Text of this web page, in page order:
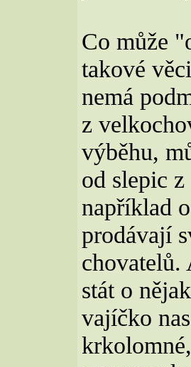
Co může
takové
nemá
z
výběhu,
od slepic
například
prodávají
chovatelů.
stát o
vajíčko